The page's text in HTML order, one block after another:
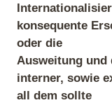
konsequente
oder die
Ausweitung und
interner, sowie
all dem sollte